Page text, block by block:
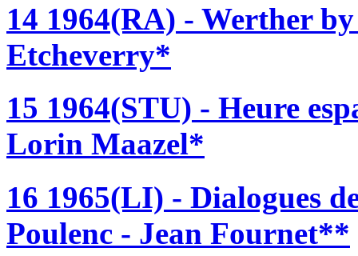
14 1964(RA) - Werther
Etcheverry*
15 1964(STU) - Heure
Lorin Maazel*
16 1965(LI) - Dialogues
Poulenc - Jean Fournet**